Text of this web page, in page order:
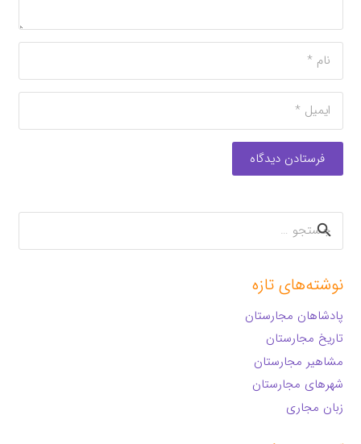
فرستادن دیدگاه
جستجو
برای:
نوشته‌های تازه
پادشاهان مجارستان
تاریخ مجارستان
مشاهیر مجارستان
شهرهای مجارستان
زبان مجاری